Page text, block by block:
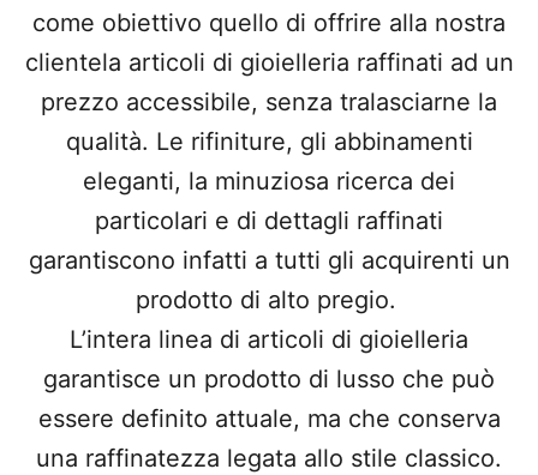
come obiettivo quello di offrire alla nostra
clientela articoli di gioielleria raffinati ad un
prezzo accessibile, senza tralasciarne la
qualità. Le rifiniture, gli abbinamenti
eleganti, la minuziosa ricerca dei
particolari e di dettagli raffinati
garantiscono infatti a tutti gli acquirenti un
prodotto di alto pregio.
L’intera linea di articoli di gioielleria
garantisce un prodotto di lusso che può
essere definito attuale, ma che conserva
una raffinatezza legata allo stile classico.